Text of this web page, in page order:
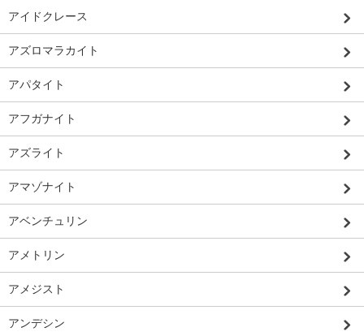
アイドクレース
アズロマラカイト
アパタイト
アフガナイト
アズライト
アマゾナイト
アベンチュリン
アメトリン
アメジスト
アンデシン